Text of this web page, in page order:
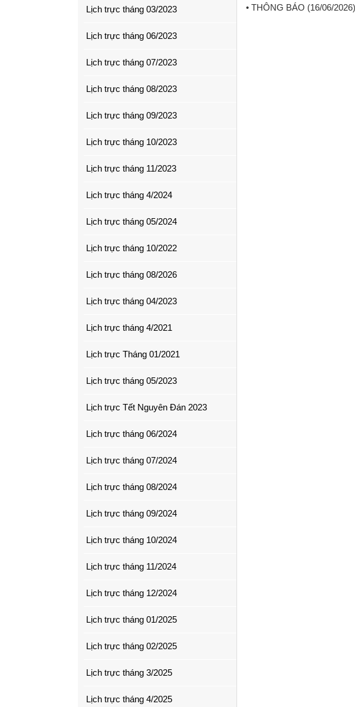
Lịch trực tháng 03/2023
Lịch trực tháng 06/2023
Lịch trực tháng 07/2023
Lịch trực tháng 08/2023
Lịch trực tháng 09/2023
Lịch trực tháng 10/2023
Lịch trực tháng 11/2023
Lịch trực tháng 4/2024
Lịch trực tháng 05/2024
Lịch trực tháng 10/2022
Lịch trực tháng 08/2026
Lịch trực tháng 04/2023
Lịch trực tháng 4/2021
Lịch trực Tháng 01/2021
Lịch trực tháng 05/2023
Lịch trực Tết Nguyên Đán 2023
Lịch trực tháng 06/2024
Lịch trực tháng 07/2024
Lịch trực tháng 08/2024
Lịch trực tháng 09/2024
Lịch trực tháng 10/2024
Lịch trực tháng 11/2024
Lịch trực tháng 12/2024
Lịch trực tháng 01/2025
Lịch trực tháng 02/2025
Lịch trực tháng 3/2025
Lịch trực tháng 4/2025
• THÔNG BÁO (16/06/